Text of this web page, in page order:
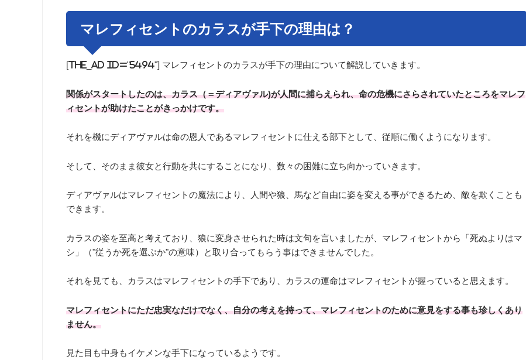
マレフィセントのカラスが手下の理由は？
[the_ad id="5494"] マレフィセントのカラスが手下の理由について解説していきます。
関係がスタートしたのは、カラス（＝ディアヴァル)が人間に捕らえられ、命の危機にさらされていたところをマレフ
ィセントが助けたことがきっかけです。
それを機にディアヴァルは命の恩人であるマレフィセントに仕える部下として、従順に働くようになります。
そして、そのまま彼女と行動を共にすることになり、数々の困難に立ち向かっていきます。
ディアヴァルはマレフィセントの魔法により、人間や狼、馬など自由に姿を変える事ができるため、敵を欺くことも
できます。
カラスの姿を至高と考えており、狼に変身させられた時は文句を言いましたが、マレフィセントから「死ぬよりはマ
シ」（"従うか死を選ぶか"の意味）と取り合ってもらう事はできませんでした。
それを見ても、カラスはマレフィセントの手下であり、カラスの運命はマレフィセントが握っていると思えます。
マレフィセントにただ忠実なだけでなく、自分の考えを持って、マレフィセントのために意見をする事も珍しくあり
ません。
見た目も中身もイケメンな手下になっているようです。